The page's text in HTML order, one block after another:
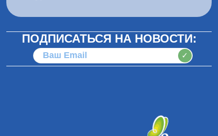
ПОДПИСАТЬСЯ НА НОВОСТИ:
✓